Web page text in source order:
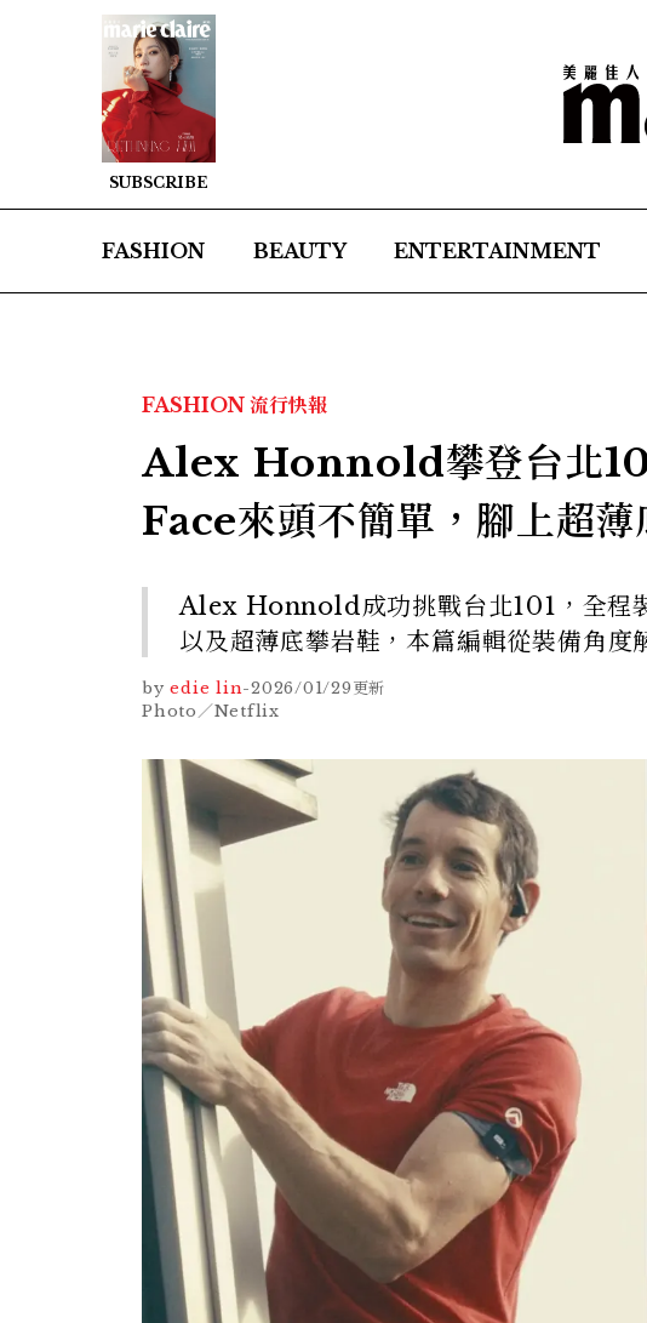
SUBSCRIBE
FASHION BEAUTY ENTERTAINMENT
FASHION 流行快報
Alex Honnold攀登台北
Face來頭不簡單，腳上超
Alex Honnold成功挑戰台北101，全程
以及超薄底攀岩鞋，本篇編輯從裝備角
by edie lin-2026/01/29更新
Photo／Netflix